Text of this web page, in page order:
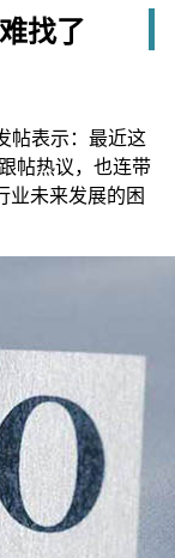
找了
帖表示：最近这
帖热议，也连带
业未来发展的困